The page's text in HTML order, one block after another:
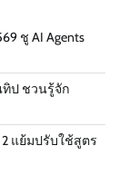
ชู AI Agents
ป ชวนรู้จัก
แย้มปรับใช้สูตร